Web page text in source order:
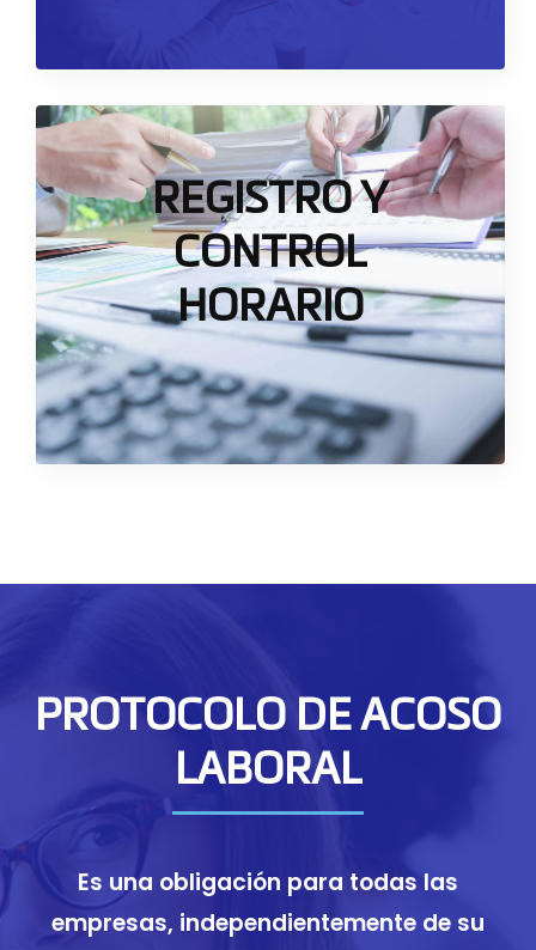
REGISTRO Y
CONTROL
HORARIO
Registro y Control Horario
Aplicación web, intuitiva y sencilla que le va
a permitir gestionar todas las tareas
relacionadas con el registro horario de sus
trabajadores
Quiero Saber Más
PROTOCOLO DE ACOSO
LABORAL
Es una obligación para todas las
empresas, independientemente de su